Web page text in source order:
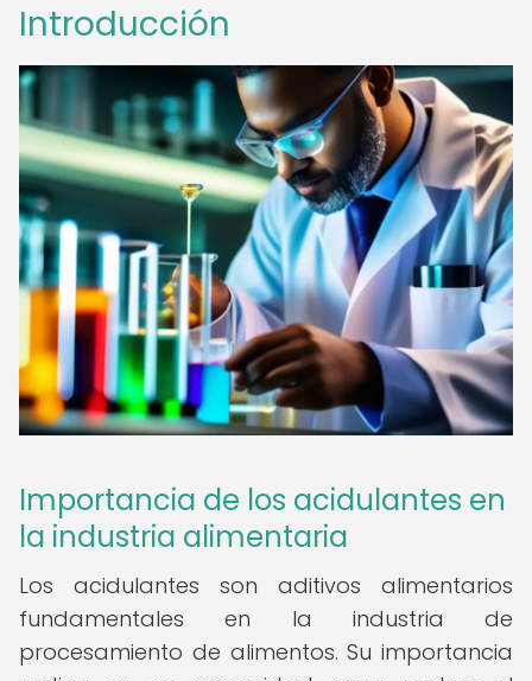
Introducción
Importancia de los acidulantes en
la industria alimentaria
Los acidulantes son aditivos alimentarios
fundamentales en la industria de
procesamiento de alimentos. Su importancia